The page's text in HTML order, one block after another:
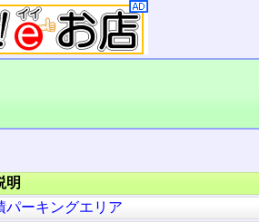
明
パーキングエリア